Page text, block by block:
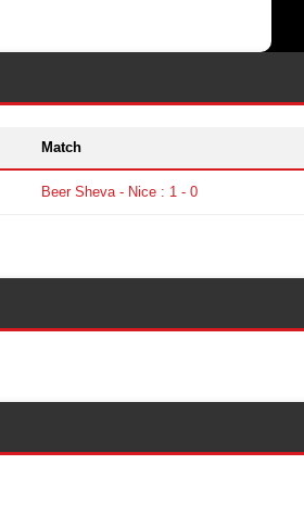
Match
Beer Sheva - Nice : 1 - 0